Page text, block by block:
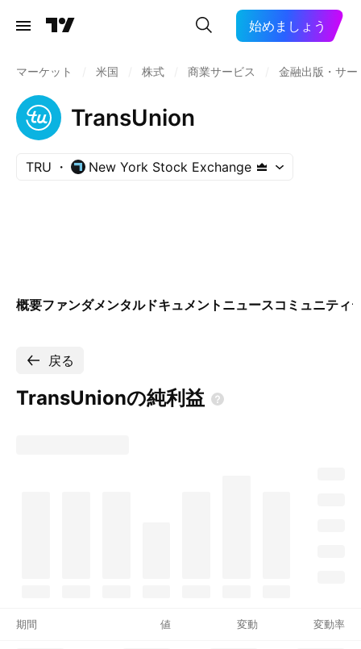
始めましょう
マーケット 米国 株式 商業サービス 金融出版・サー
TransUnion
TRU New York Stock Exchange
概要ファンダメンタルドキュメント ニュースコミュニティ
戻る
TransUnionの純利益
期間 値 変動 変動率